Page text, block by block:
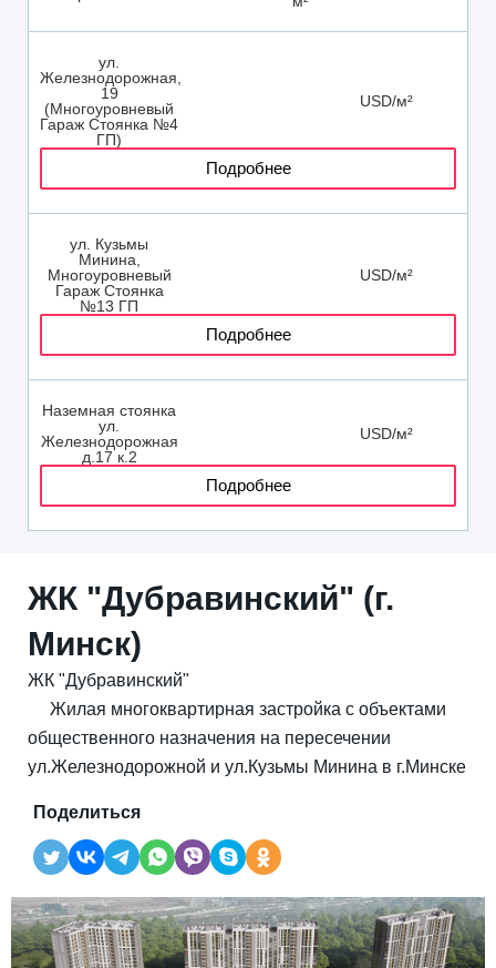
ул.
Железнодорожная,
19
(Многоуровневый
Гараж Стоянка №4
ГП)
USD/м²
Подробнее
ул. Кузьмы
Минина,
Многоуровневый
Гараж Стоянка
№13 ГП
USD/м²
Подробнее
Наземная стоянка
ул.
Железнодорожная
д.17 к.2
USD/м²
Подробнее
ЖК "Дубравинский" (г.
Минск)
ЖК "Дубравинский"
Жилая многоквартирная застройка с объектами
общественного назначения на пересечении
ул.Железнодорожной и ул.Кузьмы Минина в г.Минске
Поделиться